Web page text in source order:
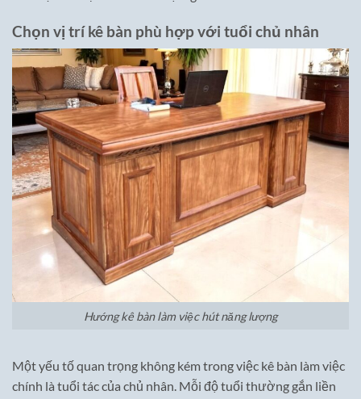
Chọn vị trí kê bàn phù hợp với tuổi chủ nhân
Hướng kê bàn làm việc hút năng lượng
Một yếu tố quan trọng không kém trong việc kê bàn làm việc
chính là tuổi tác của chủ nhân. Mỗi độ tuổi thường gắn liền